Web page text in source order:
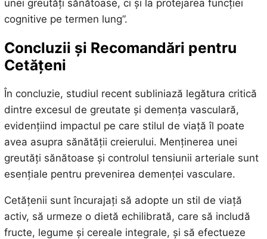
unei greutăți sănătoase, ci și la protejarea funcției
cognitive pe termen lung”.
Concluzii și Recomandări pentru
Cetățeni
În concluzie, studiul recent subliniază legătura critică
dintre excesul de greutate și demența vasculară,
evidențiind impactul pe care stilul de viață îl poate
avea asupra sănătății creierului. Menținerea unei
greutăți sănătoase și controlul tensiunii arteriale sunt
esențiale pentru prevenirea demenței vasculare.
Cetățenii sunt încurajați să adopte un stil de viață
activ, să urmeze o dietă echilibrată, care să includă
fructe, legume și cereale integrale, și să efectueze